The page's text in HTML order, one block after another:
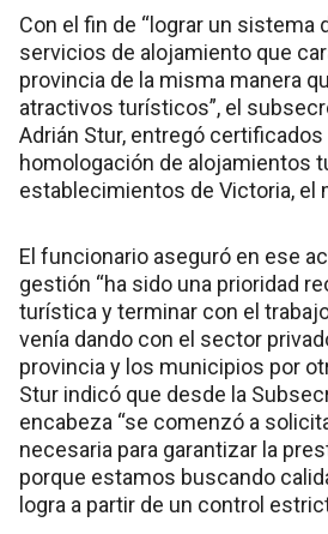
Con el fin de “lograr un sistema
servicios de alojamiento que
provincia de la misma manera
atractivos turísticos”, el
Adrián Stur, entregó
homologación de alojamientos
establecimientos de Victoria, el
El funcionario aseguró en ese
gestión “ha sido una prioridad
turística y terminar con el
venía dando con el sector
provincia y los municipios por
Stur indicó que desde la
encabeza “se comenzó a
necesaria para garantizar la
porque estamos buscando
logra a partir de un control